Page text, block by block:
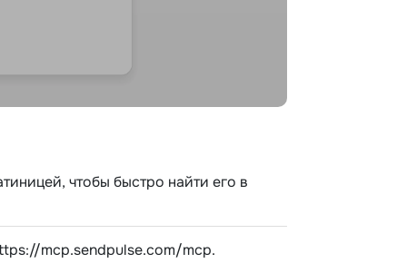
чтобы быстро найти его в
mcp.sendpulse.com/mcp.